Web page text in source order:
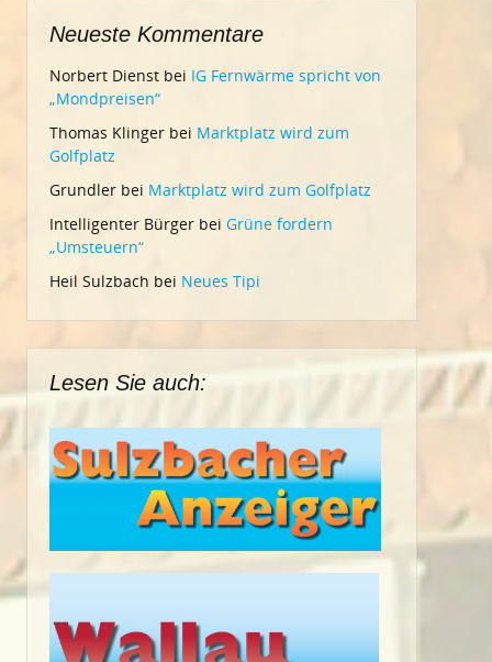
Neueste Kommentare
Norbert Dienst bei IG Fernwärme spricht von
„Mondpreisen“
Thomas Klinger bei Marktplatz wird zum
Golfplatz
Grundler bei Marktplatz wird zum Golfplatz
Intelligenter Bürger bei Grüne fordern
„Umsteuern“
Heil Sulzbach bei Neues Tipi
Lesen Sie auch: